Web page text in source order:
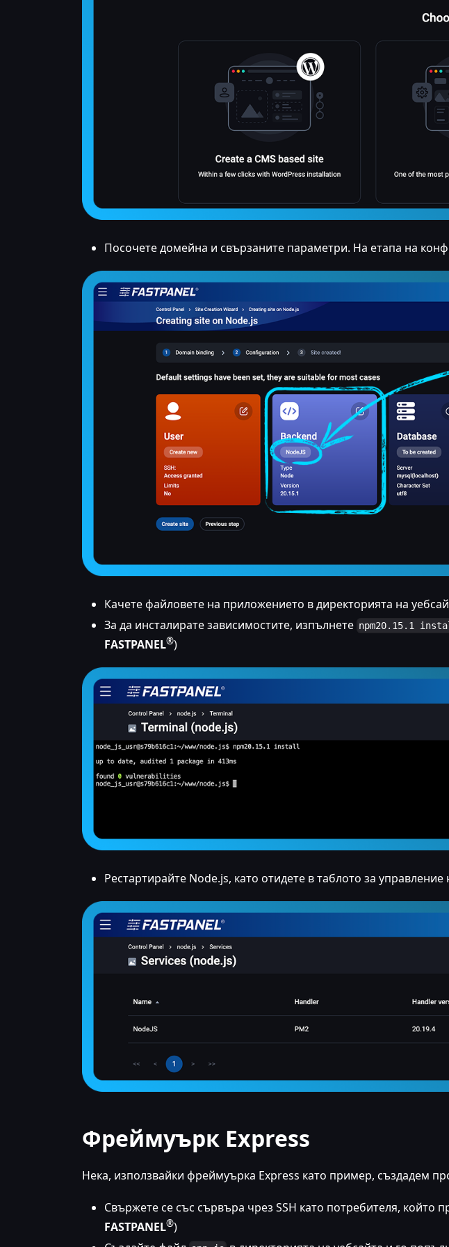
Посочете домейна и свързаните параметри. На етапа на
Качете файловете на приложението в директорията на
За да инсталирате зависимостите, изпълнете npm20.15.1
FASTPANEL®)
Рестартирайте Node.js, като отидете в таблото за
Фреймуърк Express
Нека, използвайки фреймуърка Express като пример, създадем
Свържете се със сървъра чрез SSH като потребителя,
FASTPANEL®)